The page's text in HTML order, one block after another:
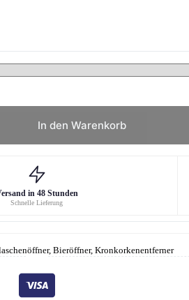
In den Warenkorb
in 48 Stunden
Schnelle Lieferung
Bieröffner, Kronkorkenentferner